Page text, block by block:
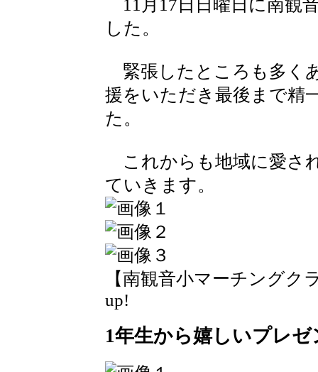
11月17日日曜日に南観
した。
緊張したところも多く
援をいただき最後まで精
た。
これからも地域に愛さ
ていきます。
【南観音小マーチングク
up!
1年生から嬉しいプレ